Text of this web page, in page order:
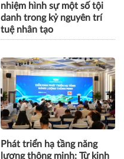
nhiệm hình sự một số tội
danh trong kỷ nguyên trí
tuệ nhân tạo
Phát triển hạ tầng năng
lượng thông minh: Từ kinh